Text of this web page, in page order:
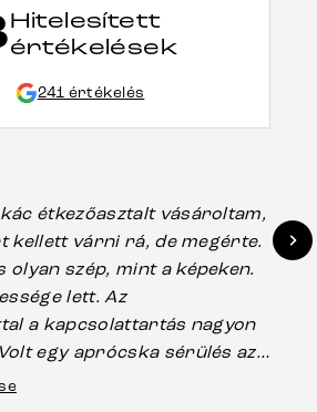
Hitelesített
értékelések
241 értékelés
étkezőasztalt vásároltam,
kellett várni rá, de megérte.
mint a képeken.
lett. Az
a kapcsolattartás nagyon
egy aprócska sérülés az
szállításkor